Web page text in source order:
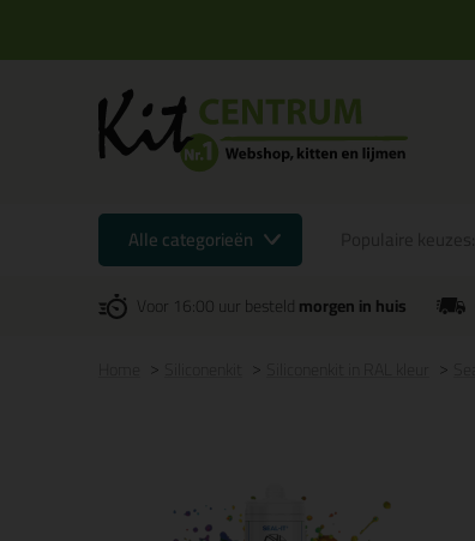
Alle categorieën
Voor 16:00 uur besteldmorgen in huis